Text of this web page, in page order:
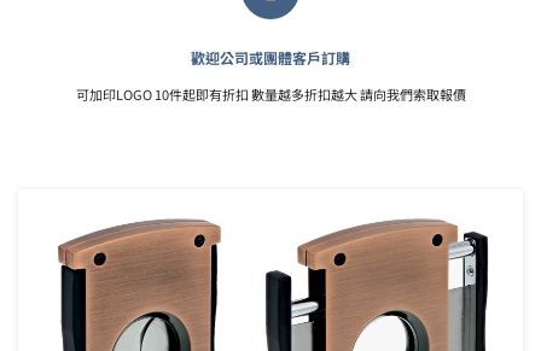
歡迎公司或團體客戶訂購
可加印LOGO 10件起即有折扣 數量越多折扣越大 請向我們索取報價